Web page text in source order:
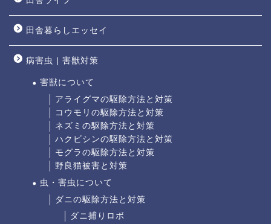
田舎暮らしエッセイ
病害虫 | 害獣対策
害獣について
アライグマの駆除方法と対策
コウモリの駆除方法と対策
ネズミの駆除方法と対策
ハクビシンの駆除方法と対策
モグラの駆除方法と対策
野良猫被害と対策
虫・害虫について
ダニの駆除方法と対策
ダニ捕りロボ